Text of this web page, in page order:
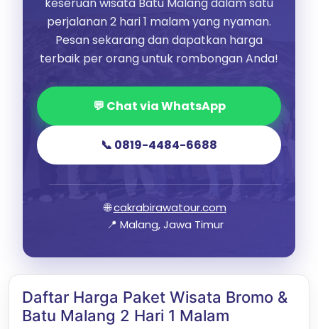
perjalanan 2 hari 1 malam yang nyaman.
Pesan sekarang dan dapatkan harga
terbaik per orang untuk rombongan Anda!
💬 Chat via WhatsApp
📞 0819-4484-6688
🌐cakrabirawatour.com
📍 Malang, Jawa Timur
Daftar Harga Paket Wisata Bromo &
Batu Malang 2 Hari 1 Malam